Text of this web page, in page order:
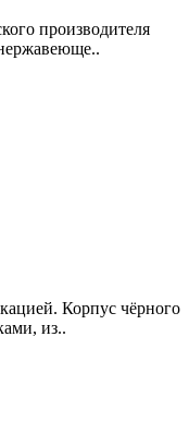
производителя
Корпус чёрного
из..